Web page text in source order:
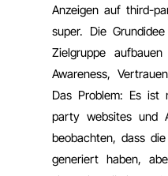
Anzeigen auf third-
super. Die
Zielgruppe
Awareness,
Das Problem: Es ist
party websites und
beobachten, dass
generiert haben,